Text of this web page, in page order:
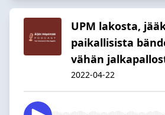
UPM lakosta,
paikallisista
vähän
2022-04-22